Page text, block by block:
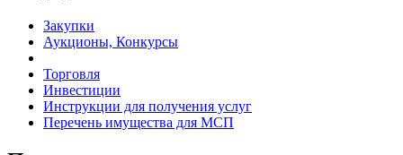
Закупки
Аукционы, Конкурсы
Торговля
Инвестиции
Инструкции для получения услуг
Перечень имущества для МСП